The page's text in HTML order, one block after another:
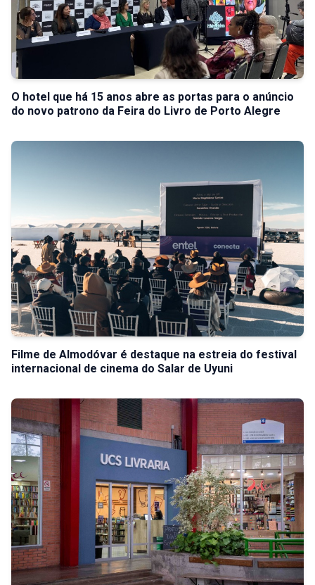
O hotel que há 15 anos abre as portas para o anúncio
do novo patrono da Feira do Livro de Porto Alegre
Filme de Almodóvar é destaque na estreia do festival
internacional de cinema do Salar de Uyuni